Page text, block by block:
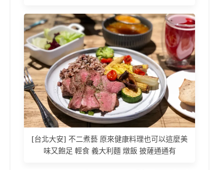
[台北大安] 不二煮藝 原來健康料理也可以這麼美
味又飽足 輕食 義大利麵 燉飯 披薩通通有